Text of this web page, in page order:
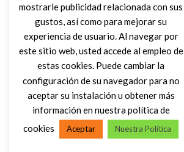
VOLVER AL INICIO
mostrarle publicidad relacionada con sus
gustos, así como para mejorar su
experiencia de usuario. Al navegar por
este sitio web, usted accede al empleo de
estas cookies. Puede cambiar la
configuración de su navegador para no
aceptar su instalación u obtener más
información en nuestra política de
cookies
Aceptar Nuestra Política